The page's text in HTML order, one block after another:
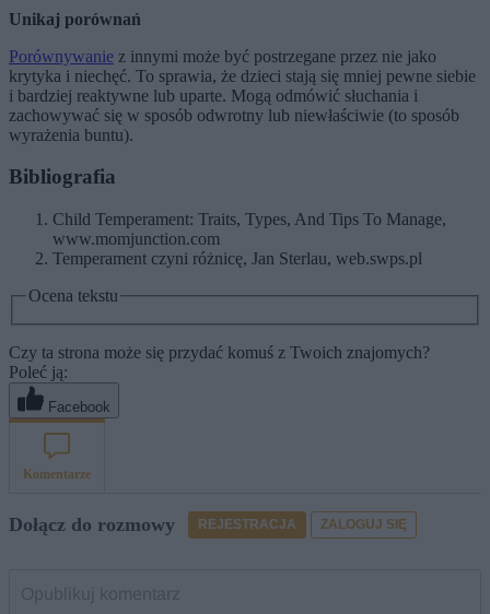
Unikaj porównań
Porównywanie z innymi może być postrzegane przez nie jako
krytyka i niechęć. To sprawia, że dzieci stają się mniej pewne siebie
i bardziej reaktywne lub uparte. Mogą odmówić słuchania i
zachowywać się w sposób odwrotny lub niewłaściwie (to sposób
wyrażenia buntu).
Bibliografia
Child Temperament: Traits, Types, And Tips To Manage,
www.momjunction.com
Temperament czyni różnicę, Jan Sterlau, web.swps.pl
Ocena tekstu
Czy ta strona może się przydać komuś z Twoich znajomych?
Poleć ją:
Facebook